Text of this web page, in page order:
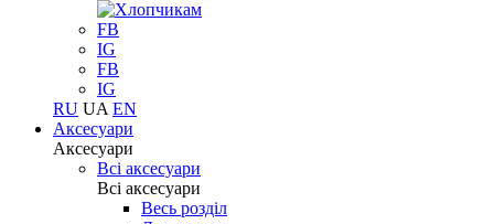
FB
IG
FB
IG
RU UA EN
Аксесуари
Аксесуари
Всі аксесуари
Всі аксесуари
Весь розділ